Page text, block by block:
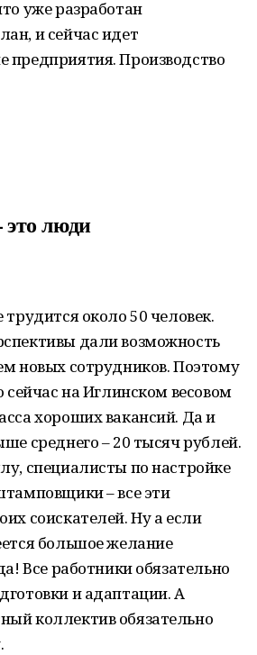
уже разработан
и сейчас идет
предприятия. Производство
люди
трудится около 50 человек.
дали возможность
новых сотрудников. Поэтому
сейчас на Иглинском весовом
хороших вакансий. Да и
среднего – 20 тысяч рублей.
специалисты по настройке
– все эти
соискателей. Ну а если
большое желание
Все работники обязательно
и адаптации. А
коллектив обязательно